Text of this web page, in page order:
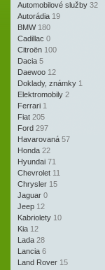
Automobilové služby 32
Autorádia 19
BMW 180
Cadillac 0
Citroën 100
Dacia 5
Daewoo 12
Doklady, známky 1
Elektromobily 2
Ferrari 1
Fiat 205
Ford 297
Havarovaná 57
Honda 22
Hyundai 71
Chevrolet 11
Chrysler 15
Jaguar 0
Jeep 12
Kabriolety 10
Kia 12
Lada 28
Lancia 6
Land Rover 15